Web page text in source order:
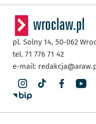
pl. Solny 14, 50-062
tel. 71 776 71 42
e-mail: